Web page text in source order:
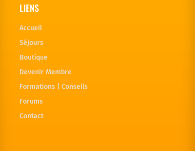
LIENS
Accueil
Séjours
Boutique
Devenir Membre
Formations | Conseils
Forums
Contact